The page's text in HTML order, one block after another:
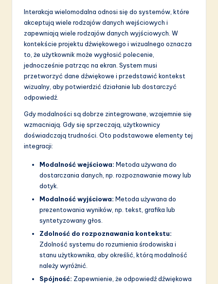
ti
o
Interakcja wielomodalna odnosi się do systemów, które
akceptują wiele rodzajów danych wejściowych i
zapewniają wiele rodzajów danych wyjściowych. W
kontekście projektu dźwiękowego i wizualnego oznacza
to, że użytkownik może wygłosić polecenie,
jednocześnie patrząc na ekran. System musi
przetworzyć dane dźwiękowe i przedstawić kontekst
wizualny, aby potwierdzić działanie lub dostarczyć
odpowiedź.
Gdy modalności są dobrze zintegrowane, wzajemnie się
wzmacniają. Gdy się sprzeczają, użytkownicy
doświadczają trudności. Oto podstawowe elementy tej
integracji:
Modalność wejściowa: Metoda używana do
dostarczania danych, np. rozpoznawanie mowy lub
dotyk.
Modalność wyjściowa: Metoda używana do
prezentowania wyników, np. tekst, grafika lub
syntetyzowany głos.
Zdolność do rozpoznawania kontekstu:
Zdolność systemu do rozumienia środowiska i
stanu użytkownika, aby określić, którą modalność
należy wyróżnić.
Spójność: Zapewnienie, że odpowiedź dźwiękowa